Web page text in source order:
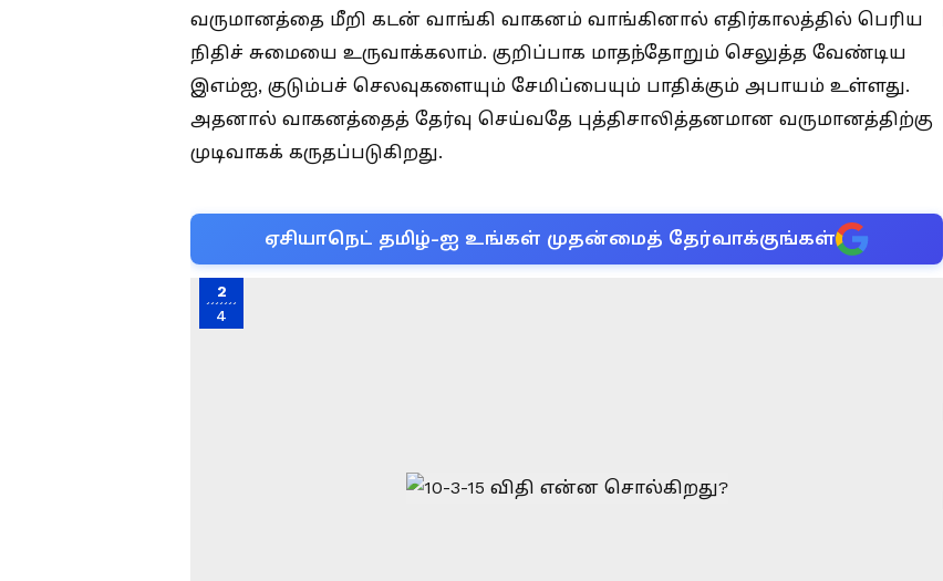
வருமானத்தை மீறி கடன் வாங்கி வாகனம் வாங்கினால் எதிர்காலத்தில் பெரிய
நிதிச் சுமையை உருவாக்கலாம். குறிப்பாக மாதந்தோறும் செலுத்த வேண்டிய
இஎம்ஐ, குடும்பச் செலவுகளையும் சேமிப்பையும் பாதிக்கும் அபாயம் உள்ளது.
அதனால் வாகனத்தைத் தேர்வு செய்வதே புத்திசாலித்தனமான வருமானத்திற்கு
முடிவாகக் கருதப்படுகிறது.
ஏசியாநெட் தமிழ்-ஐ உங்கள் முதன்மைத் தேர்வாக்குங்கள்
2
4